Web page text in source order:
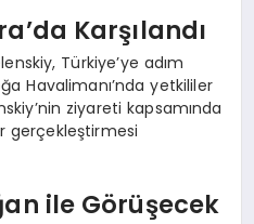
Karşılandı
Türkiye’ye adım
Havalimanı’nda yetkililer
ziyareti kapsamında
gerçekleştirmesi
ile Görüşecek